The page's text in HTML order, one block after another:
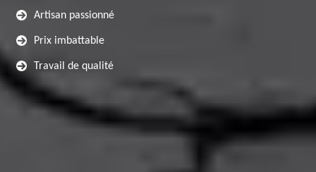
Artisan passionné
Prix imbattable
Travail de qualité